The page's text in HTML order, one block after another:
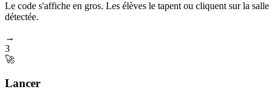
Le code s'affiche en gros. Les élèves le tapent ou cliquent sur la salle
détectée.
→
3
🚀
Lancer